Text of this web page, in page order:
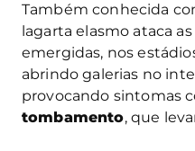
Também conhecida
lagarta elasmo ataca
emergidas, nos
abrindo galerias no
provocando sintomas
tombamento, que